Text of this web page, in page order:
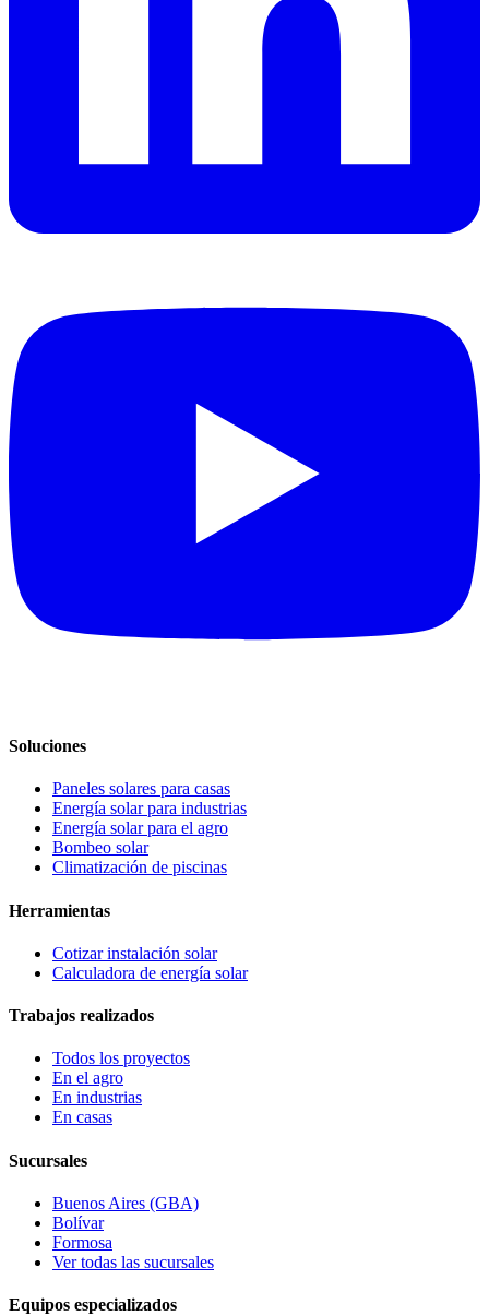
Soluciones
Paneles solares para casas
Energía solar para industrias
Energía solar para el agro
Bombeo solar
Climatización de piscinas
Herramientas
Cotizar instalación solar
Calculadora de energía solar
Trabajos realizados
Todos los proyectos
En el agro
En industrias
En casas
Sucursales
Buenos Aires (GBA)
Bolívar
Formosa
Ver todas las sucursales
Equipos especializados